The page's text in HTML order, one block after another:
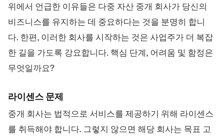
위에서 언급한 이유들은 다중 자산 중개 회사가 당신의
비즈니스를 유지하는 데 중요하다는 것을 분명히 합니
다. 한편, 이러한 회사를 시작하는 것은 사업주가 더 복잡
한 길을 가도록 강요합니다. 핵심 단계, 어려움 및 함정은
무엇일까요?
라이센스 문제
중개 회사는 법적으로 서비스를 제공하기 위해 라이센스
를 취득해야 합니다. 그렇지 않으면 해당 회사는 목표 고